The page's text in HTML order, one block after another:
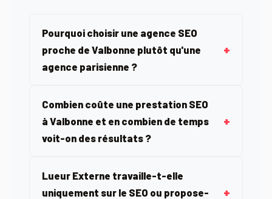
Pourquoi choisir une agence SEO
proche de Valbonne plutôt qu'une
agence parisienne ?
Combien coûte une prestation SEO
à Valbonne et en combien de temps
voit-on des résultats ?
Lueur Externe travaille-t-elle
uniquement sur le SEO ou propose-